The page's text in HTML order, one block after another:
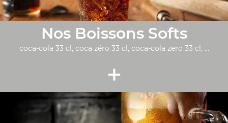
Nos Boissons Softs
coca-cola 33 cl, coca zéro 33 cl, coca-cola zero 33 cl, ...
+